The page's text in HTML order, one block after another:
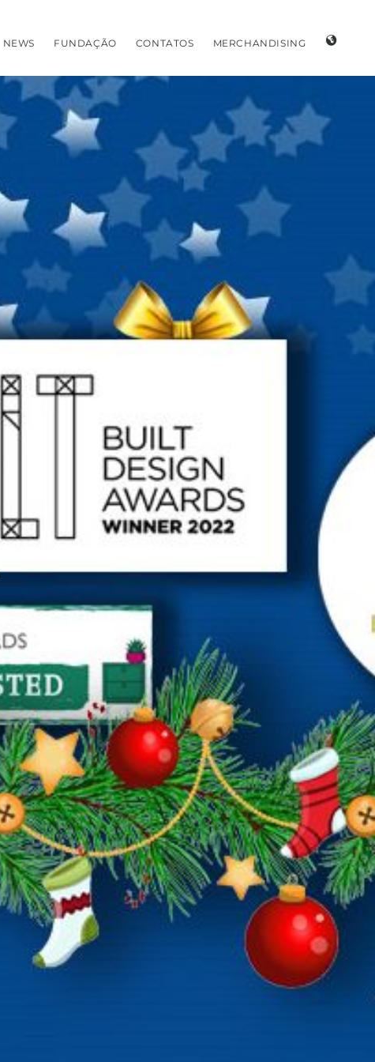
NEWS FUNDAÇÃO CONTATOS MERCHANDISING